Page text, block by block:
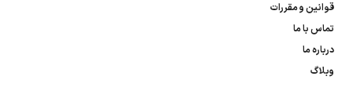
قوانین و مقررات
تماس با ما
درباره ما
وبلاگ